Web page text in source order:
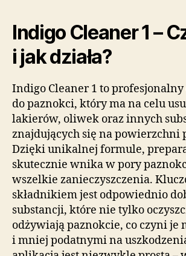
Indigo Cleaner 1 –
i jak działa?
Indigo Cleaner 1 to profesjonalny
do paznokci, który ma na celu
lakierów, oliwek oraz innych
znajdujących się na powierzchni
Dzięki unikalnej formule,
skutecznie wnika w pory
wszelkie zanieczyszczenia.
składnikiem jest odpowiednio
substancji, które nie tylko
odżywiają paznokcie, co czyni je
i mniej podatnymi na